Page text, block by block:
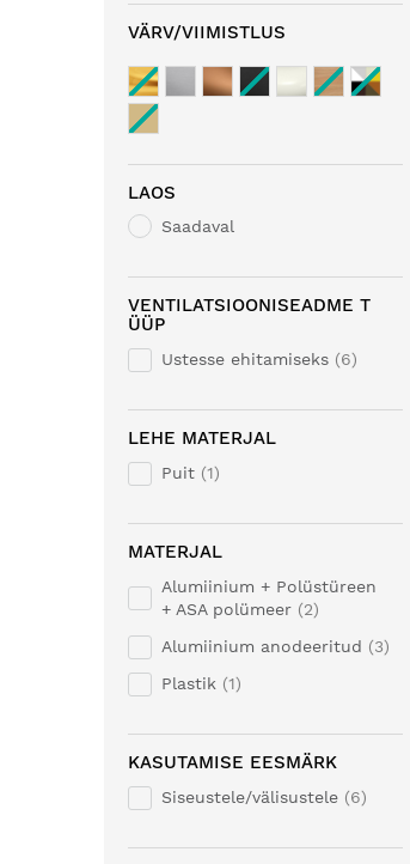
VÄRV/VIIMISTLUS
LAOS
Saadaval
VENTILATSIOONISEADME T
ÜÜP
Ustesse ehitamiseks 6
LEHE MATERJAL
Puit 1
MATERJAL
Alumiinium + Polüstüreen
+ ASA polümeer
2
Alumiinium anodeeritud
3
Plastik
1
KASUTAMISE EESMÄRK
Siseustele/välisustele 6